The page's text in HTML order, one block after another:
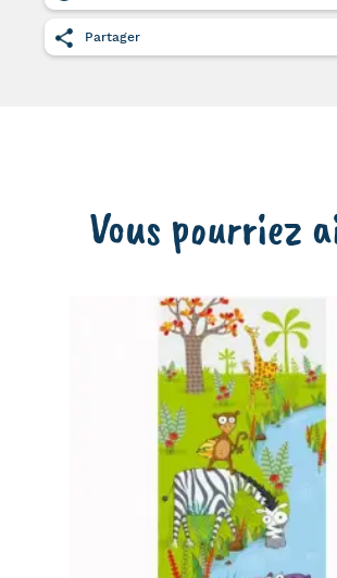
Partager
Vous pourriez